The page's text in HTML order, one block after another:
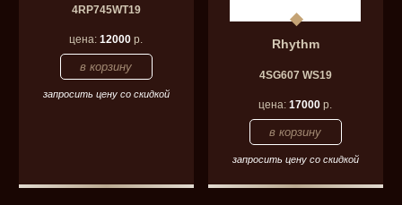
4RP745WT19
цена:12000 р.
запросить цену со скидкой
Rhythm
4SG607 WS19
цена:17000 р.
запросить цену со скидкой